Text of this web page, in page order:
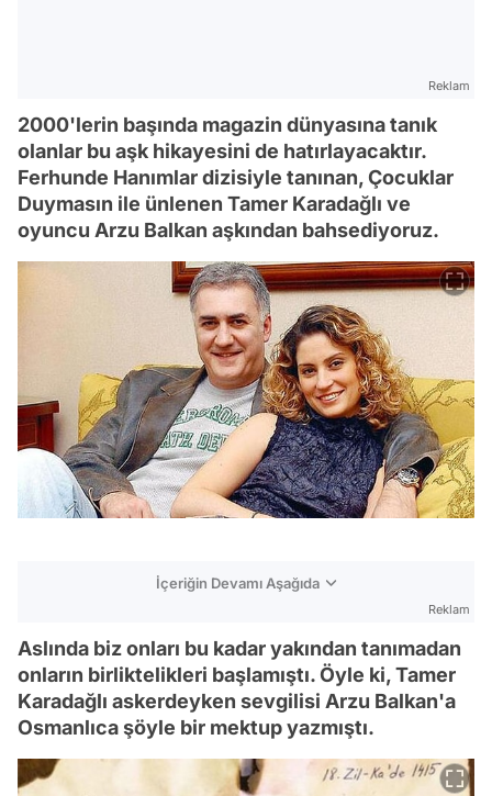
Reklam
2000'lerin başında magazin dünyasına tanık
olanlar bu aşk hikayesini de hatırlayacaktır.
Ferhunde Hanımlar dizisiyle tanınan, Çocuklar
Duymasın ile ünlenen Tamer Karadağlı ve
oyuncu Arzu Balkan aşkından bahsediyoruz.
İçeriğin Devamı Aşağıda
Reklam
Aslında biz onları bu kadar yakından tanımadan
onların birliktelikleri başlamıştı. Öyle ki, Tamer
Karadağlı askerdeyken sevgilisi Arzu Balkan'a
Osmanlıca şöyle bir mektup yazmıştı.